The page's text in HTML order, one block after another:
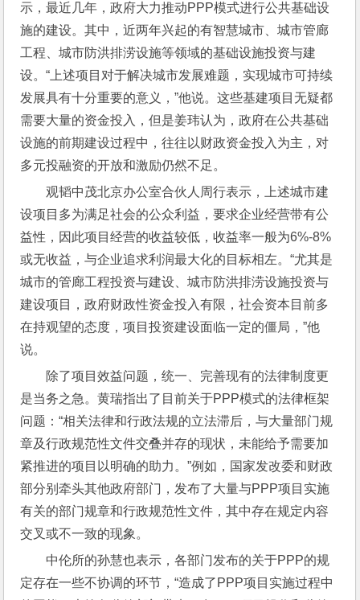
示，最近几年，政府大力推动PPP模式进行公共基础设
施的建设。其中，近两年兴起的有智慧城市、城市管廊
工程、城市防洪排涝设施等领域的基础设施投资与建
设。“上述项目对于解决城市发展难题，实现城市可持续
发展具有十分重要的意义，”他说。这些基建项目无疑都
需要大量的资金投入，但是姜玮认为，政府在公共基础
设施的前期建设过程中，往往以财政资金投入为主，对
多元投融资的开放和激励仍然不足。
观韬中茂北京办公室合伙人周行表示，上述城市建
设项目多为满足社会的公众利益，要求企业经营带有公
益性，因此项目经营的收益较低，收益率一般为6%-8%
或无收益，与企业追求利润最大化的目标相左。“尤其是
城市的管廊工程投资与建设、城市防洪排涝设施投资与
建设项目，政府财政性资金投入有限，社会资本目前多
在持观望的态度，项目投资建设面临一定的僵局，”他
说。
除了项目效益问题，统一、完善现有的法律制度更
是当务之急。黄瑞指出了目前关于PPP模式的法律框架
问题：“相关法律和行政法规的立法滞后，与大量部门规
章及行政规范性文件交叠并存的现状，未能给予需要加
紧推进的项目以明确的助力。”例如，国家发改委和财政
部分别牵头其他政府部门，发布了大量与PPP项目实施
有关的部门规章和行政规范性文件，其中存在规定内容
交叉或不一致的现象。
中伦所的孙慧也表示，各部门发布的关于PPP的规
定存在一些不协调的环节，“造成了PPP项目实施过程中